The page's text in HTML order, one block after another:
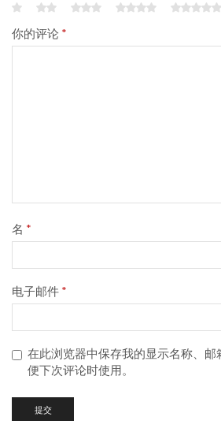
你的评论 *
名 *
电子邮件 *
在此浏览器中保存我的显示名称、邮
便下次评论时使用。